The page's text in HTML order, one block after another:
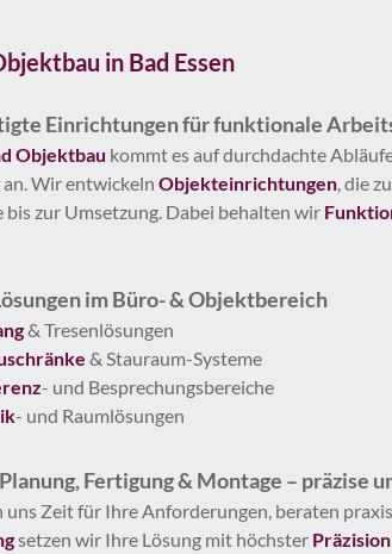
in Bad Essen
Einrichtungen für funktionale
Objektbau kommt es auf durchdachte
Wir entwickeln Objekteinrichtungen, die
bis zur Umsetzung. Dabei behalten wir
im Büro- & Objektbereich
& Tresenlösungen
& Stauraum-Systeme
- und Besprechungsbereiche
- und Raumlösungen
Fertigung & Montage – präzise
uns Zeit für Ihre Anforderungen, beraten
setzen wir Ihre Lösung mit höchster Präzision